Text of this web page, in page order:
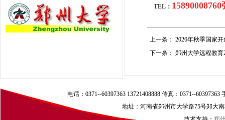
TEL：
上一条： 2026年秋季国家
下一条： 郑州大学远程教育
电话：0371--60397363 13721408888 传真：0371--
地址：河南省郑州市大学路75号郑大